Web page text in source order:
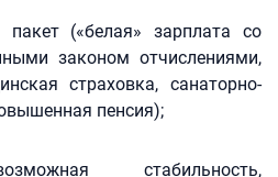
(«белая» зарплата со
законом отчислениями,
страховка, санаторно-
пенсия);
стабильность,